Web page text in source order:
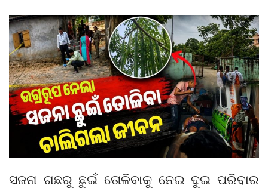
ସଜନା ଗଛରୁ ଛୁଇଁ ତୋଳିବାକୁ ନେଇ ଦୁଇ ପରିବାର